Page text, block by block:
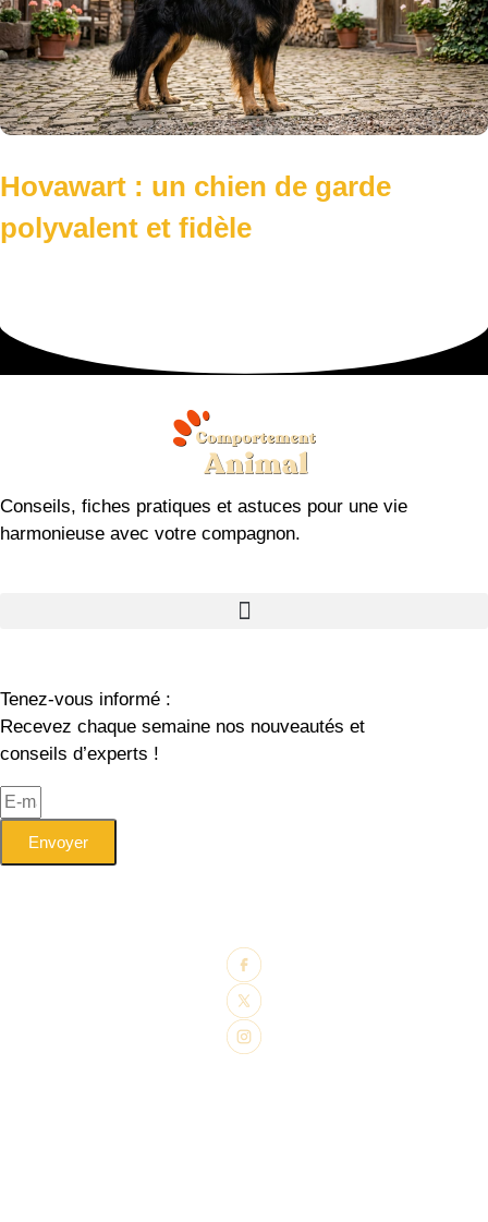
Hovawart : un chien de garde
polyvalent et fidèle
Conseils, fiches pratiques et astuces pour une vie
harmonieuse avec votre compagnon.
Tenez-vous informé :
Recevez chaque semaine nos nouveautés et
conseils d’experts !
Envoyer